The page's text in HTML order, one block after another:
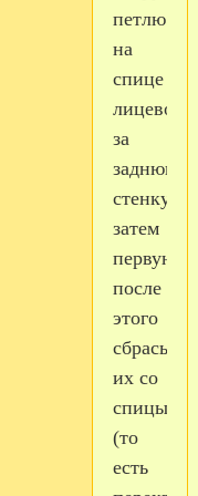
петлю
на
спице
лицевой
за
заднюю
стенку,
затем
первую,
после
этого
их со
спицы
(то
есть